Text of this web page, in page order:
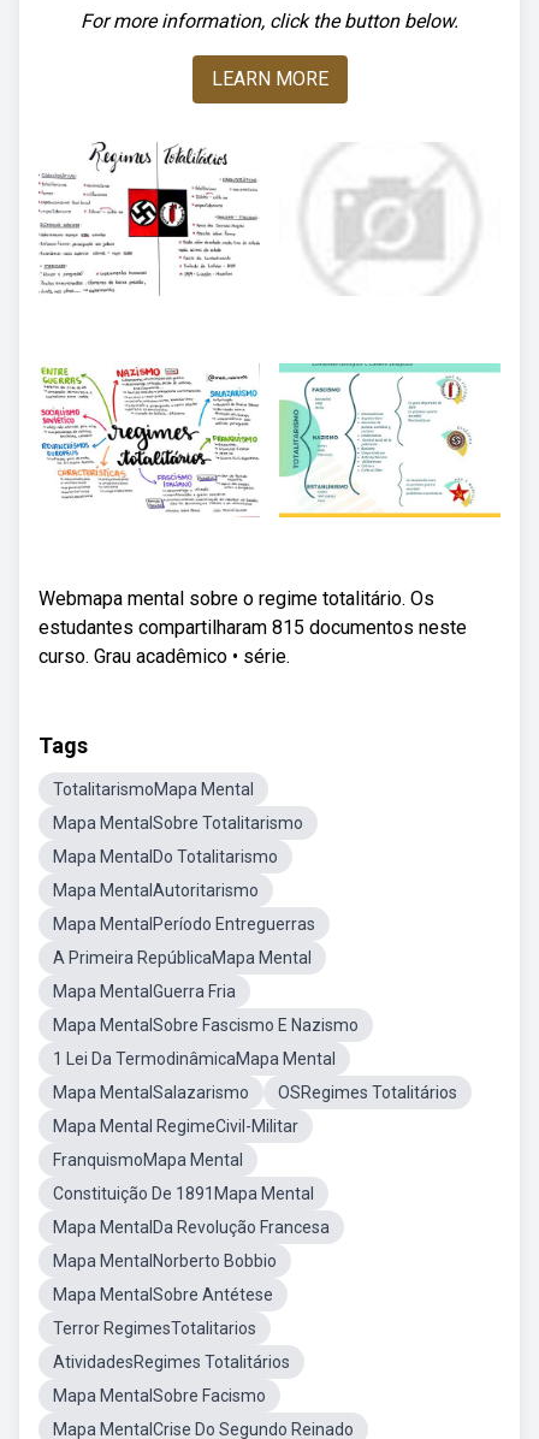
For more information, click the button below.
LEARN MORE
Webmapa mental sobre o regime totalitário. Os
estudantes compartilharam 815 documentos neste
curso. Grau acadêmico • série.
Tags
TotalitarismoMapa Mental
Mapa MentalSobre Totalitarismo
Mapa MentalDo Totalitarismo
Mapa MentalAutoritarismo
Mapa MentalPeríodo Entreguerras
A Primeira RepúblicaMapa Mental
Mapa MentalGuerra Fria
Mapa MentalSobre Fascismo E Nazismo
1 Lei Da TermodinâmicaMapa Mental
Mapa MentalSalazarismo
OSRegimes Totalitários
Mapa Mental RegimeCivil-Militar
FranquismoMapa Mental
Constituição De 1891Mapa Mental
Mapa MentalDa Revolução Francesa
Mapa MentalNorberto Bobbio
Mapa MentalSobre Antétese
Terror RegimesTotalitarios
AtividadesRegimes Totalitários
Mapa MentalSobre Facismo
Mapa MentalCrise Do Segundo Reinado